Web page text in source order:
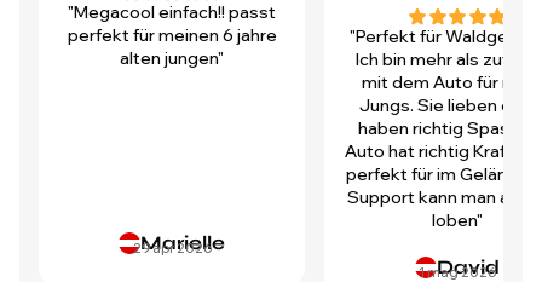
"Megacool einfach!! passt
perfekt für meinen 6 jahre
alten jungen"
Marielle
29 apr 2026
"Perfekt für
Ich bin mehr als
mit dem Auto für
Jungs. Sie lieben es
haben richtig Spass!
Auto hat richtig Kraft
perfekt für im Gelände.
Support kann man auch
loben"
David
1 mag 2026